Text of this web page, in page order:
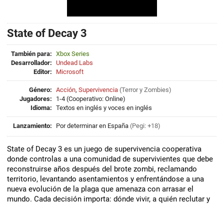
State of Decay 3
También para: Xbox Series
Desarrollador: Undead Labs
Editor:
Microsoft
Género: Acción, Supervivencia (Terrory Zombies)
Jugadores:
1-4 (Cooperativo: Online)
Idioma: Textos en inglés y voces en inglés
Lanzamiento: Por determinar en España (Pegi: +18)
State of Decay 3 es un juego de supervivencia cooperativa
donde controlas a una comunidad de supervivientes que debe
reconstruirse años después del brote zombi, reclamando
territorio, levantando asentamientos y enfrentándose a una
nueva evolución de la plaga que amenaza con arrasar el
mundo. Cada decisión importa: dónde vivir, a quién reclutar y